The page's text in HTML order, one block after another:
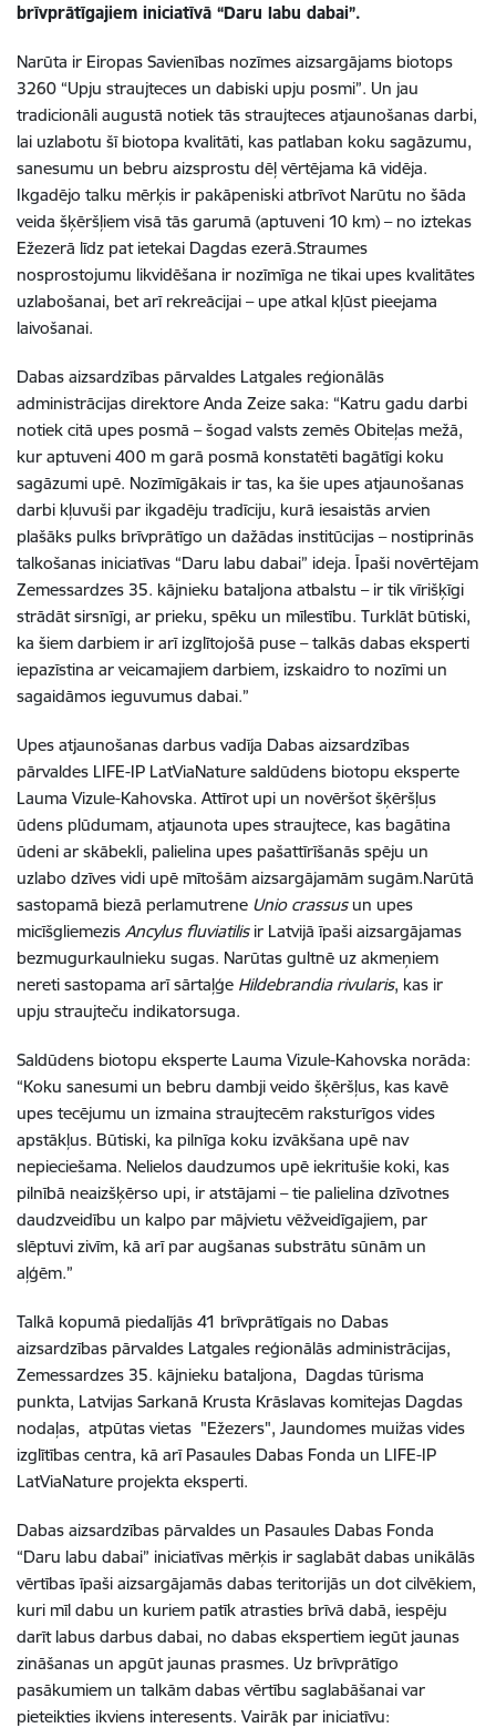
brīvprātīgajiem iniciatīvā “Daru labu dabai”.
Narūta ir Eiropas Savienības nozīmes aizsargājams biotops
3260 “Upju straujteces un dabiski upju posmi”. Un jau
tradicionāli augustā notiek tās straujteces atjaunošanas darbi,
lai uzlabotu šī biotopa kvalitāti, kas patlaban koku sagāzumu,
sanesumu un bebru aizsprostu dēļ vērtējama kā vidēja.
Ikgadējo talku mērķis ir pakāpeniski atbrīvot Narūtu no šāda
veida šķēršļiem visā tās garumā (aptuveni 10 km) – no iztekas
Ežezerā līdz pat ietekai Dagdas ezerā.Straumes
nosprostojumu likvidēšana ir nozīmīga ne tikai upes kvalitātes
uzlabošanai, bet arī rekreācijai – upe atkal kļūst pieejama
laivošanai.
Dabas aizsardzības pārvaldes Latgales reģionālās
administrācijas direktore Anda Zeize saka: “Katru gadu darbi
notiek citā upes posmā – šogad valsts zemēs Obiteļas mežā,
kur aptuveni 400 m garā posmā konstatēti bagātīgi koku
sagāzumi upē. Nozīmīgākais ir tas, ka šie upes atjaunošanas
darbi kļuvuši par ikgadēju tradīciju, kurā iesaistās arvien
plašāks pulks brīvprātīgo un dažādas institūcijas – nostiprinās
talkošanas iniciatīvas “Daru labu dabai” ideja. Īpaši novērtējam
Zemessardzes 35. kājnieku bataljona atbalstu – ir tik vīrišķīgi
strādāt sirsnīgi, ar prieku, spēku un mīlestību. Turklāt būtiski,
ka šiem darbiem ir arī izglītojošā puse – talkās dabas eksperti
iepazīstina ar veicamajiem darbiem, izskaidro to nozīmi un
sagaidāmos ieguvumus dabai.”
Upes atjaunošanas darbus vadīja Dabas aizsardzības
pārvaldes LIFE-IP LatViaNature saldūdens biotopu eksperte
Lauma Vizule-Kahovska. Attīrot upi un novēršot šķēršļus
ūdens plūdumam, atjaunota upes straujtece, kas bagātina
ūdeni ar skābekli, palielina upes pašattīrīšanās spēju un
uzlabo dzīves vidi upē mītošām aizsargājamām sugām.Narūtā
sastopamā biezā perlamutrene Unio crassusun upes
micīšgliemezis Ancylus fluviatilisir Latvijā īpaši aizsargājamas
bezmugurkaulnieku sugas. Narūtas gultnē uz akmeņiem
nereti sastopama arī sārtaļģe Hildebrandia rivularis, kas ir
upju straujteču indikatorsuga.
Saldūdens biotopu eksperte Lauma Vizule-Kahovska norāda:
“Koku sanesumi un bebru dambji veido šķēršļus, kas kavē
upes tecējumu un izmaina straujtecēm raksturīgos vides
apstākļus. Būtiski, ka pilnīga koku izvākšana upē nav
nepieciešama. Nelielos daudzumos upē iekritušie koki, kas
pilnībā neaizšķērso upi, ir atstājami – tie palielina dzīvotnes
daudzveidību un kalpo par mājvietu vēžveidīgajiem, par
slēptuvi zivīm, kā arī par augšanas substrātu sūnām un
aļģēm.”
Talkā kopumā piedalījās 41 brīvprātīgais no Dabas
aizsardzības pārvaldes Latgales reģionālās administrācijas,
Zemessardzes 35. kājnieku bataljona, Dagdas tūrisma
punkta, Latvijas Sarkanā Krusta Krāslavas komitejas Dagdas
nodaļas, atpūtas vietas "Ežezers", Jaundomes muižas vides
izglītības centra, kā arī Pasaules Dabas Fonda un LIFE-IP
LatViaNature projekta eksperti.
Dabas aizsardzības pārvaldes un Pasaules Dabas Fonda
“Daru labu dabai” iniciatīvas mērķis ir saglabāt dabas unikālās
vērtības īpaši aizsargājamās dabas teritorijās un dot cilvēkiem,
kuri mīl dabu un kuriem patīk atrasties brīvā dabā, iespēju
darīt labus darbus dabai, no dabas ekspertiem iegūt jaunas
zināšanas un apgūt jaunas prasmes. Uz brīvprātīgo
pasākumiem un talkām dabas vērtību saglabāšanai var
pieteikties ikviens interesents. Vairāk par iniciatīvu: